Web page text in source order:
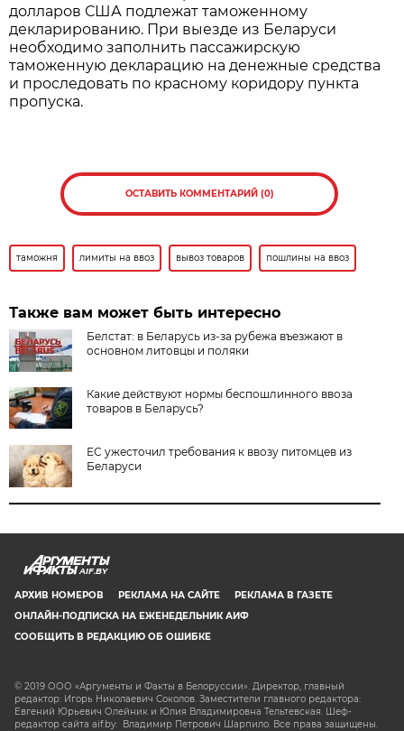
долларов США подлежат таможенному
декларированию. При выезде из Беларуси
необходимо заполнить пассажирскую
таможенную декларацию на денежные средства
и проследовать по красному коридору пункта
пропуска.
ОСТАВИТЬ КОММЕНТАРИЙ (0)
таможня лимиты на ввоз вывоз товаров пошлины на ввоз
Также вам может быть интересно
Белстат: в Беларусь из-за рубежа въезжают в
основном литовцы и поляки
Какие действуют нормы беспошлинного ввоза
товаров в Беларусь?
ЕС ужесточил требования к ввозу питомцев из
Беларуси
AIF.BY
АРХИВ НОМЕРОВ РЕКЛАМА НА САЙТЕ
РЕКЛАМА В ГАЗЕТЕ
ОНЛАЙН-ПОДПИСКА НА ЕЖЕНЕДЕЛЬНИК АИФ
СООБЩИТЬ В РЕДАКЦИЮ ОБ ОШИБКЕ
© 2019 ООО «Аргументы и Факты в Белоруссии». Директор, главный
редактор: Игорь Николаевич Соколов. Заместители главного редактора:
Евгений Юрьевич Олейник и Юлия Владимировна Тельтевская. Шеф-
редактор сайта aif.by: Владимир Петрович Шарпило. Все права защищены.